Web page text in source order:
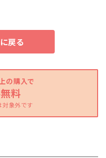
戻る
の購入で
料
象外です